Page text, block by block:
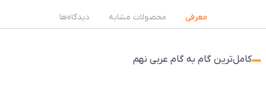
معرفی محصولات مشابه دیدگاه‌ها
کامل‌ترین گام به گام عربی نهم